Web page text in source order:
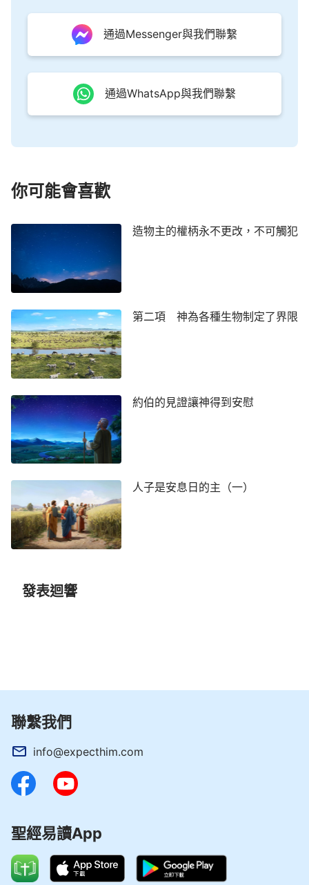
飽足。他的每一個意念、每一次發聲、他權柄的每一
次流露都是在萬物之中的杰作，都是受造人類最值得
深入了解與認識的驚天偉作。數算着造物主話語中誕
生的每一樣受造之物，我們的心靈被神的能力之奇妙
牽引着，不由自主地跟隨着造物主的脚踪來到了下一
日——神創造萬物的第五日。
一》
通過Messenger與我們聯繫
通過WhatsApp與我們聯繫
你可能會喜歡
造物主的權柄永不更改，不可觸犯
第二項 神為各種生物制定了界限
約伯的見證讓神得到安慰
人子是安息日的主（一）
發表迴響
聯繫我們
info@expecthim.com
聖經易讀App